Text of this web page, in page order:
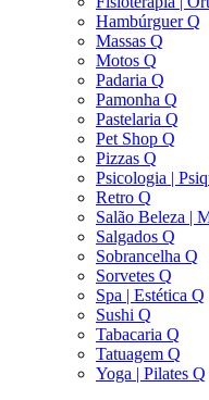
Hambúrguer Q
Massas Q
Motos Q
Padaria Q
Pamonha Q
Pastelaria Q
Pet Shop Q
Pizzas Q
Psicologia |
Retro Q
Salão Beleza |
Salgados Q
Sobrancelha Q
Sorvetes Q
Spa | Estética Q
Sushi Q
Tabacaria Q
Tatuagem Q
Yoga | Pilates Q